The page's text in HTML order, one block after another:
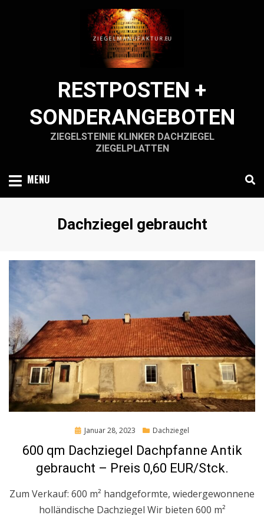
RESTPOSTEN +
SONDERANGEBOTEN
ZIEGELSTEINIE KLINKER DACHZIEGEL
ZIEGELPLATTEN
MENU
Schlagwort
:
Dachziegel gebraucht
Posted
Januar 28, 2023 Dachziegel
600 qm Dachziegel Dachpfanne Antik
gebraucht – Preis 0,60 EUR/Stck.
Zum Verkauf: 600 m² handgeformte, wiedergewonnene
holländische Dachziegel Wir bieten 600 m²